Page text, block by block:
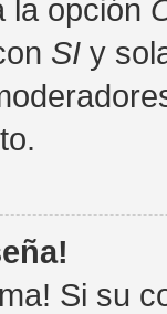
la opción
SIy
Si su